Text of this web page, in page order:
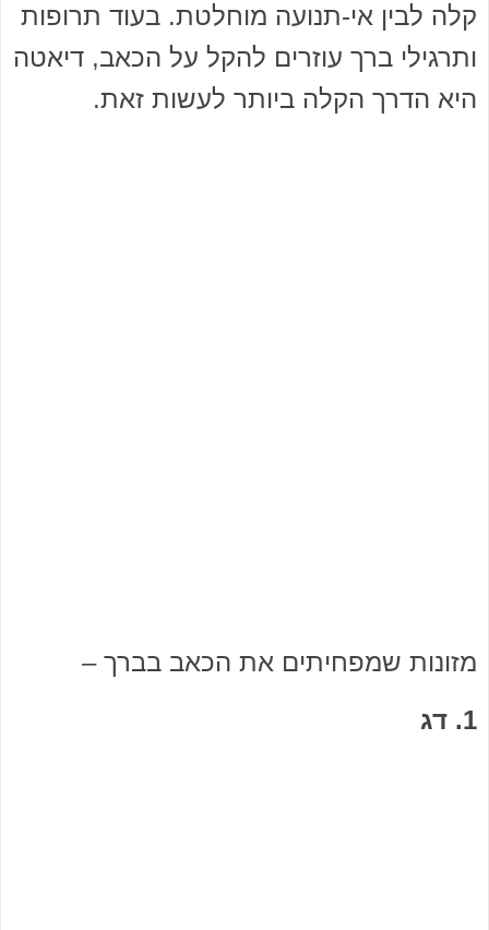
קלה לבין אי-תנועה מוחלטת. בעוד תרופות
ותרגילי ברך עוזרים להקל על הכאב, דיאטה
היא הדרך הקלה ביותר לעשות זאת.
מזונות שמפחיתים את הכאב בברך –
1. דג